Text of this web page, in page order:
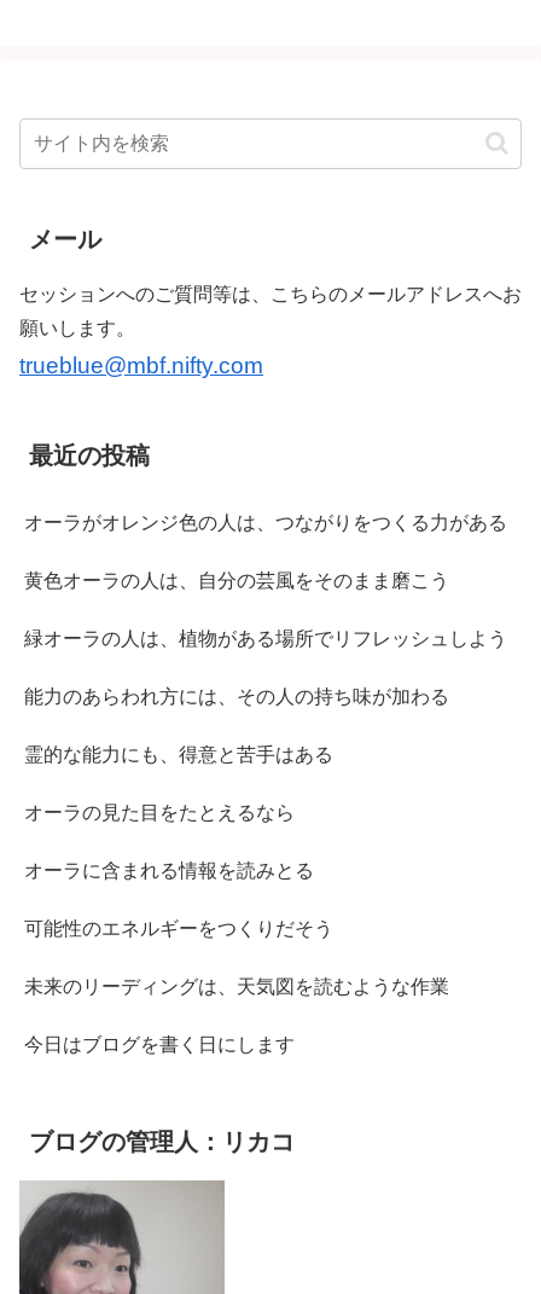
メール
セッションへのご質問等は、こちらのメールアドレスへお
願いします。
trueblue@mbf.nifty.com
最近の投稿
オーラがオレンジ色の人は、つながりをつくる力がある
黄色オーラの人は、自分の芸風をそのまま磨こう
緑オーラの人は、植物がある場所でリフレッシュしよう
能力のあらわれ方には、その人の持ち味が加わる
霊的な能力にも、得意と苦手はある
オーラの見た目をたとえるなら
オーラに含まれる情報を読みとる
可能性のエネルギーをつくりだそう
未来のリーディングは、天気図を読むような作業
今日はブログを書く日にします
ブログの管理人：リカコ